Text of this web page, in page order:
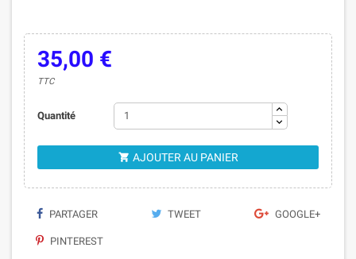
35,00 €
TTC
Quantité
 AJOUTER AU PANIER
PARTAGER TWEET GOOGLE+
PINTEREST